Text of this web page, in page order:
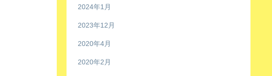
2024年1月
2023年12月
2020年4月
2020年2月